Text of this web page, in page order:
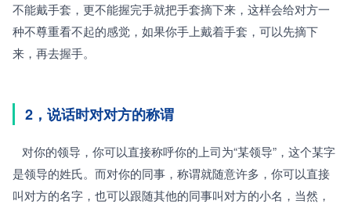
不能戴手套，更不能握完手就把手套摘下来，这样会给对方一
种不尊重看不起的感觉，如果你手上戴着手套，可以先摘下
来，再去握手。
2，说话时对对方的称谓
是领导的姓氏。而对你的同事，称谓就随意许多，你可以直接
叫对方的名字，也可以跟随其他的同事叫对方的小名，当然，